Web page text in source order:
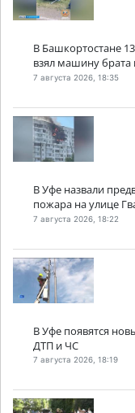
В Башкортостане
взял машину
7 августа 2026, 18:35
В Уфе назвали
пожара на улице
7 августа 2026, 18:22
В Уфе появятся
ДТП и ЧС
7 августа 2026, 18:19